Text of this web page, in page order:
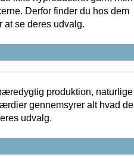
Derfor finder du hos dem
at se deres udvalg.
produktion, naturlige
gennemsyrer alt hvad de
udvalg.